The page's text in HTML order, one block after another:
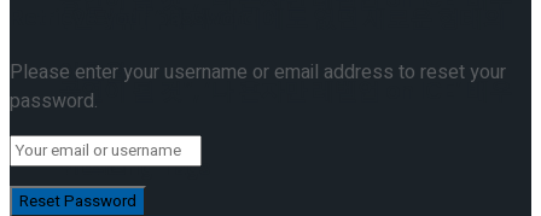
이호원
Trending Tags
공연이 될 것”, ‘나 혼자만 레벨업 on ICE’ 배우
이호원
Please enter your username or email address to reset your
password.